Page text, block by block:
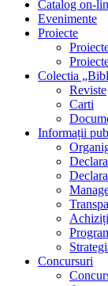
Catalog on-
Evenimente
Proiecte
Colectia
Reviste
Carti
Informații
Concursuri